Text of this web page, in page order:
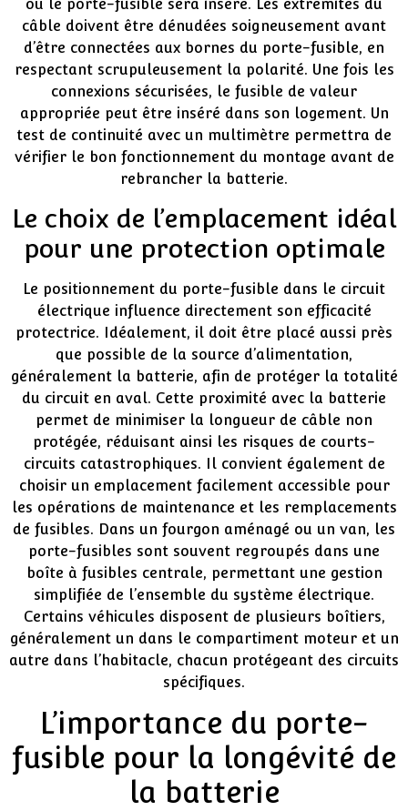
où le porte-fusible sera inséré. Les extrémités du
câble doivent être dénudées soigneusement avant
d’être connectées aux bornes du porte-fusible, en
respectant scrupuleusement la polarité. Une fois les
connexions sécurisées, le fusible de valeur
appropriée peut être inséré dans son logement. Un
test de continuité avec un multimètre permettra de
vérifier le bon fonctionnement du montage avant de
rebrancher la batterie.
Le choix de l’emplacement idéal
pour une protection optimale
Le positionnement du porte-fusible dans le circuit
électrique influence directement son efficacité
protectrice. Idéalement, il doit être placé aussi près
que possible de la source d’alimentation,
généralement la batterie, afin de protéger la totalité
du circuit en aval. Cette proximité avec la batterie
permet de minimiser la longueur de câble non
protégée, réduisant ainsi les risques de courts-
circuits catastrophiques. Il convient également de
choisir un emplacement facilement accessible pour
les opérations de maintenance et les remplacements
de fusibles. Dans un fourgon aménagé ou un van, les
porte-fusibles sont souvent regroupés dans une
boîte à fusibles centrale, permettant une gestion
simplifiée de l’ensemble du système électrique.
Certains véhicules disposent de plusieurs boîtiers,
généralement un dans le compartiment moteur et un
autre dans l’habitacle, chacun protégeant des circuits
spécifiques.
L’importance du porte-
fusible pour la longévité de
la batterie